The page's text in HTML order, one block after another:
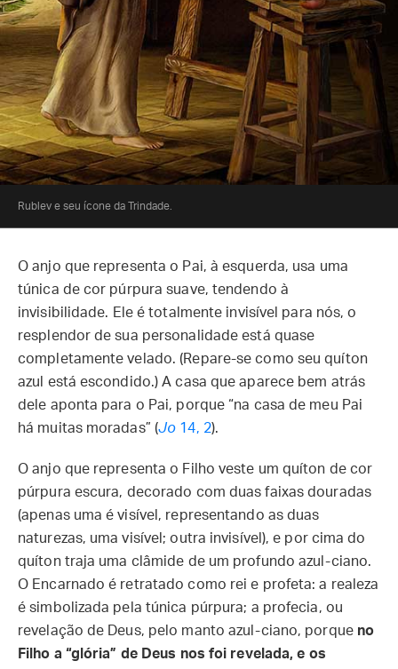
Rublev e seu ícone da Trindade.
O anjo que representa o Pai, à esquerda, usa uma
túnica de cor púrpura suave, tendendo à
invisibilidade. Ele é totalmente invisível para nós, o
resplendor de sua personalidade está quase
completamente velado. (Repare-se como seu quíton
azul está escondido.) A casa que aparece bem atrás
dele aponta para o Pai, porque “na casa de meu Pai
há muitas moradas” (Jo 14, 2).
O anjo que representa o Filho veste um quíton de cor
púrpura escura, decorado com duas faixas douradas
(apenas uma é visível, representando as duas
naturezas, uma visível; outra invisível), e por cima do
quíton traja uma clâmide de um profundo azul-ciano.
O Encarnado é retratado como rei e profeta: a realeza
é simbolizada pela túnica púrpura; a profecia, ou
revelação de Deus, pelo manto azul-ciano, porque no
Filho a “glória” de Deus nos foi revelada, e os